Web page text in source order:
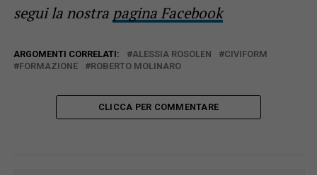
segui la nostra pagina Facebook
ARGOMENTI CORRELATI: ALESSIA ROSOLEN
CIVIFORM
FORMAZIONE
ROBERTO MOLINARO
CLICCA PER COMMENTARE